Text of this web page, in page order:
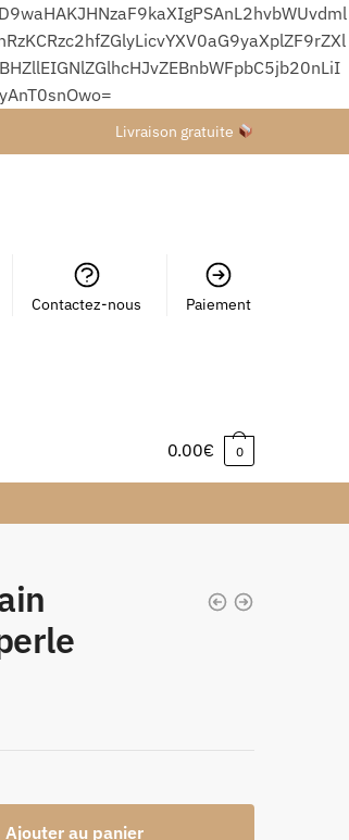
Livraison gratuite
Contactez-nous Paiement
0.00€ 0
Ajouter au panier